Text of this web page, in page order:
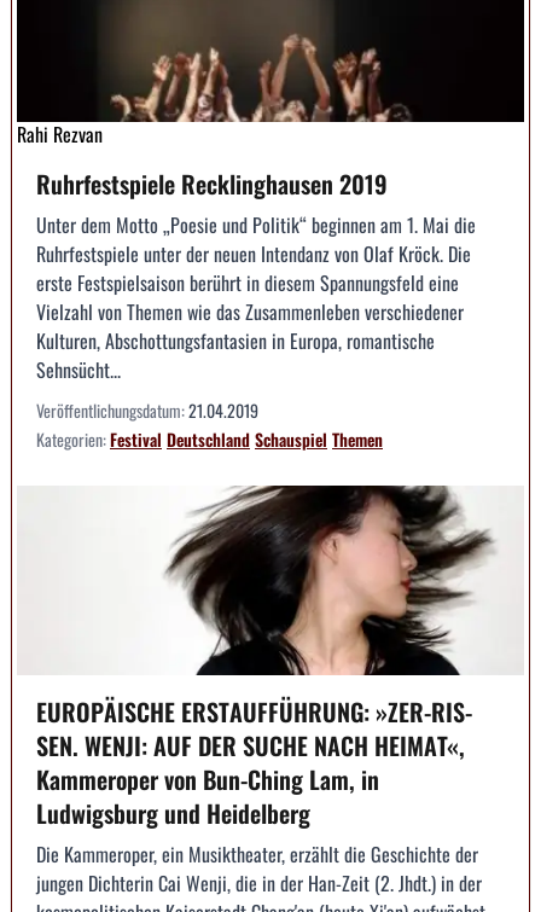
Rahi Rezvan
Ruhrfestspiele Recklinghausen 2019
Unter dem Motto „Poesie und Politik“ beginnen am 1. Mai die
Ruhrfestspiele unter der neuen Intendanz von Olaf Kröck. Die
erste Festspielsaison berührt in diesem Spannungsfeld eine
Vielzahl von Themen wie das Zusammenleben verschiedener
Kulturen, Abschottungsfantasien in Europa, romantische
Sehnsücht...
Veröffentlichungsdatum:21.04.2019
Kategorien:Festival DeutschlandSchauspiel Themen
EUROPÄISCHE ERSTAUFFÜHRUNG: »ZER-RIS-
SEN. WENJI: AUF DER SUCHE NACH HEIMAT«,
Kammeroper von Bun-Ching Lam, in
Ludwigsburg und Heidelberg
Die Kammeroper, ein Musiktheater, erzählt die Geschichte der
jungen Dichterin Cai Wenji, die in der Han-Zeit (2. Jhdt.) in der